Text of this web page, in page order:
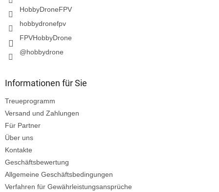
HobbyDroneFPV
hobbydronefpv
FPVHobbyDrone
@hobbydrone
Informationen für Sie
Treueprogramm
Versand und Zahlungen
Für Partner
Über uns
Kontakte
Geschäftsbewertung
Allgemeine Geschäftsbedingungen
Verfahren für Gewährleistungsansprüche